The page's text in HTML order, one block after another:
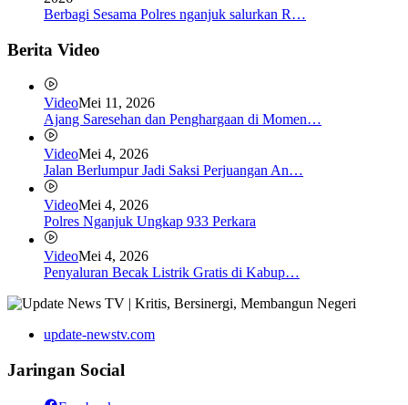
Berbagi Sesama Polres nganjuk salurkan R…
Berita Video
VideoMei 11, 2026
Ajang Saresehan dan Penghargaan di Momen…
VideoMei 4, 2026
Jalan Berlumpur Jadi Saksi Perjuangan An…
VideoMei 4, 2026
Polres Nganjuk Ungkap 933 Perkara
VideoMei 4, 2026
Penyaluran Becak Listrik Gratis di Kabup…
update-newstv.com
Jaringan Social